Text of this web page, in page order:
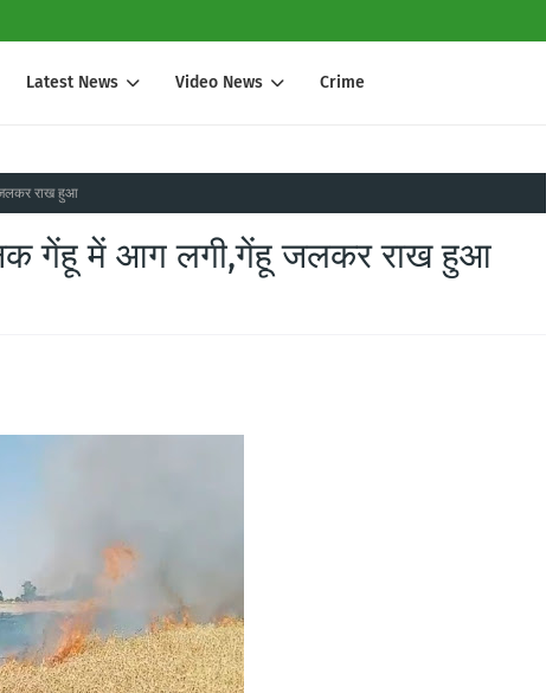
Latest News Video News Crime
राख हुआ
गेंहू में आग लगी,गेंहू जलकर राख हुआ